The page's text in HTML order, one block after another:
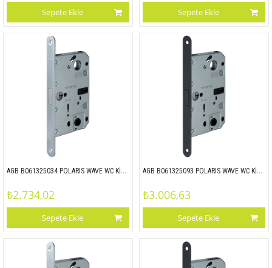
Sepete Ekle Sepete Ekle
AGB B061325034 POLARIS WAVE WC KİLİT 18x196 mm MAT KROM
₺2.734,02
Sepete Ekle
AGB B061325093 POLARIS WAVE WC KİLİT 18x196 mm MAT SIYAH
₺3.006,63
Sepete Ekle